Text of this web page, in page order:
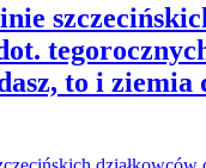
to i ziemia